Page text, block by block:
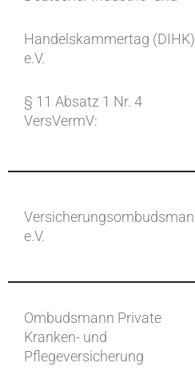
Handelskammertag (DIHK)
e.V.
§ 11 Absatz 1 Nr. 4
VersVermV:
e.V.
Ombudsmann Private
Kranken- und
Pflegeversicherung